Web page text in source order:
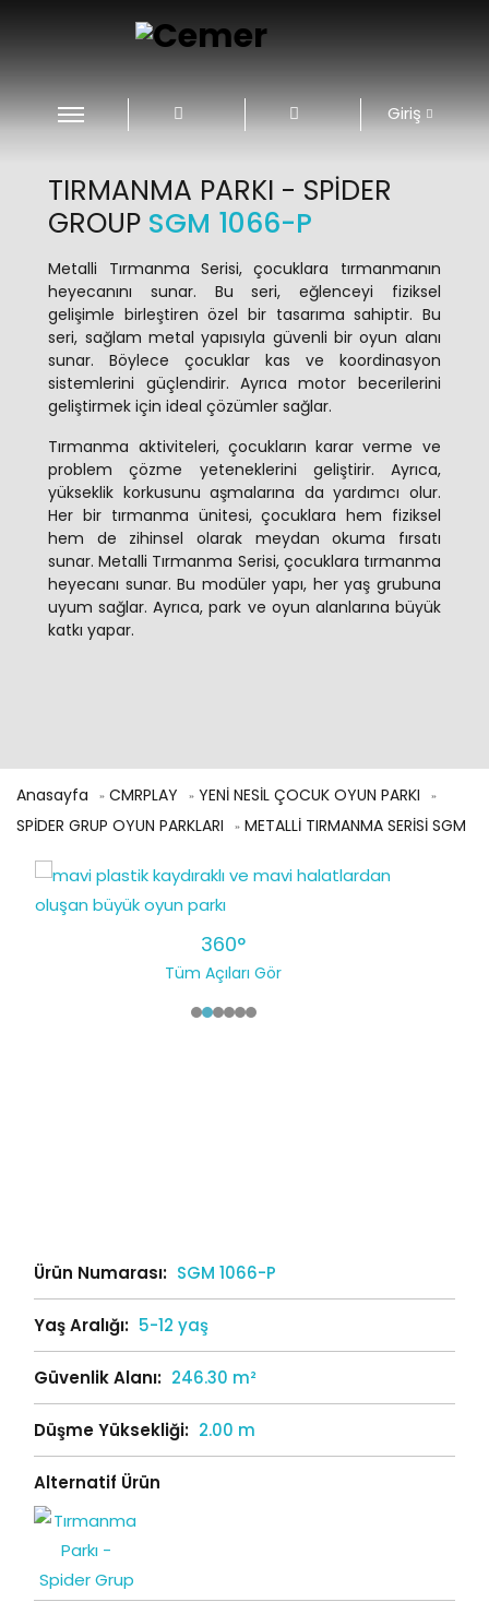
Giriş
TIRMANMA PARKI - SPIDER
GROUP SGM 1066-P
Metalli Tırmanma Serisi, çocuklara tırmanmanın
heyecanını sunar. Bu seri, eğlenceyi fiziksel
gelişimle birleştiren özel bir tasarıma sahiptir. Bu
seri, sağlam metal yapısıyla güvenli bir oyun alanı
sunar. Böylece çocuklar kas ve koordinasyon
sistemlerini güçlendirir. Ayrıca motor becerilerini
geliştirmek için ideal çözümler sağlar.
Tırmanma aktiviteleri, çocukların karar verme ve
problem çözme yeteneklerini geliştirir. Ayrıca,
yükseklik korkusunu aşmalarına da yardımcı olur.
Her bir tırmanma ünitesi, çocuklara hem fiziksel
hem de zihinsel olarak meydan okuma fırsatı
sunar. Metalli Tırmanma Serisi, çocuklara tırmanma
heyecanı sunar. Bu modüler yapı, her yaş grubuna
uyum sağlar. Ayrıca, park ve oyun alanlarına büyük
katkı yapar.
Anasayfa CMRPLAY
YENİ NESİL ÇOCUK OYUN PARKI
SPİDER GRUP OYUN PARKLARI
METALLİ TIRMANMA SERİSİ SGM
Ürün Numarası: SGM 1066-P
Yaş Aralığı: 5-12 yaş
Güvenlik Alanı: 246.30 m²
Düşme Yüksekliği: 2.00 m
Alternatif Ürün
360°
Tüm Açıları Gör